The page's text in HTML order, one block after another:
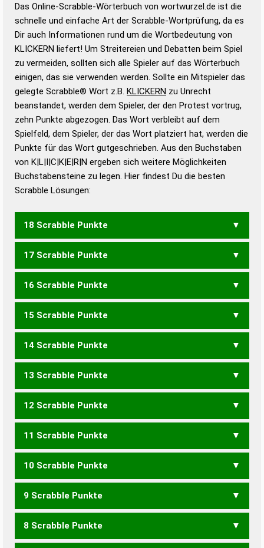
Wortwurzel liefert mit Hilfe eines semantischen
Wortanalyse-Algorithmus gute Anhaltspunkte zu
Wortbedeutung, Worttrennung und Wortform, um die
Gültigkeit eines Wortes für das Scrabble-Spiel zu
bestimmen!
zugelassene Turnier Scrabble-
Wörterbücher sind:
Duden – Standardwerk in 12 Bänden
Duden – Richtiges und gutes
Deutsch
Duden – Die deutsche Grammatik
Duden – Deutsches
Das Online-Scrabble-Wörterbuch von wortwurzel.de ist die
schnelle und einfache Art der Scrabble-Wortprüfung, da es
Dir auch Informationen rund um die Wortbedeutung von
KLICKERN liefert! Um Streitereien und Debatten beim Spiel
zu vermeiden, sollten sich alle Spieler auf das Wörterbuch
einigen, das sie verwenden werden. Sollte ein Mitspieler das
gelegte Scrabble® Wort z.B. KLICKERN zu Unrecht
beanstandet, werden dem Spieler, der den Protest vortrug,
zehn Punkte abgezogen. Das Wort verbleibt auf dem
Spielfeld, dem Spieler, der das Wort platziert hat, werden die
Punkte für das Wort gutgeschrieben. Aus den Buchstaben
von K|L|I|C|K|E|R|N ergeben sich weitere Möglichkeiten
Buchstabensteine zu legen. Hier findest Du die besten
Scrabble Lösungen:
18 Scrabble Punkte
KRICKELN
17 Scrabble Punkte
KLICKEN KRICKEL KRICKLE
16 Scrabble Punkte
KICKERN KNICKER KNICKRE
15 Scrabble Punkte
KLECK KICKEN KICKER
14 Scrabble Punkte
KICKE KNICK KLINKER
13 Scrabble Punkte
KECK KICK KINKEL KLINKE
12 Scrabble Punkte
CLERK KLERK KLINK NICKER
11 Scrabble Punkte
LECK KIRKE NICKE RICKE
10 Scrabble Punkte
KIEK KINK NECK NICK
9 Scrabble Punkte
ECK KILNE KLEIN KLIER
8 Scrabble Punkte